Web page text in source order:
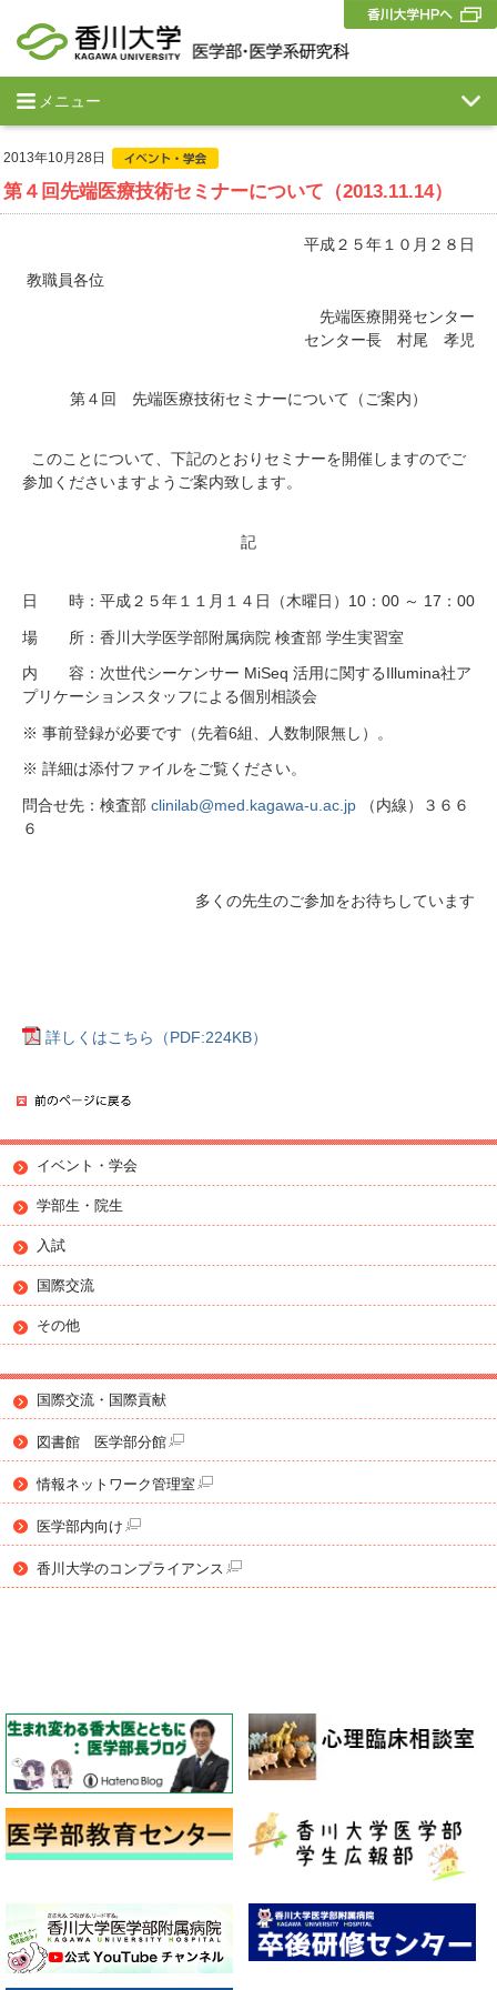
メニュー
2013年10月28日
第４回先端医療技術セミナーについて（2013.11.14）
平成２５年１０月２８日
教職員各位
先端医療開発センター
センター長 村尾 孝児
第４回 先端医療技術セミナーについて（ご案内）
このことについて、下記のとおりセミナーを開催しますのでご
参加くださいますようご案内致します。
記
日 時：平成２５年１１月１４日（木曜日）10：00 ～ 17：00
場 所：香川大学医学部附属病院 検査部 学生実習室
内 容：次世代シーケンサー MiSeq 活用に関するIllumina社ア
プリケーションスタッフによる個別相談会
※ 事前登録が必要です（先着6組、人数制限無し）。
※ 詳細は添付ファイルをご覧ください。
問合せ先：検査部 clinilab@med.kagawa-u.ac.jp （内線）３６６
６
多くの先生のご参加をお待ちしています
詳しくはこちら（PDF:224KB）
イベント・学会
学部生・院生
入試
国際交流
その他
国際交流・国際貢献
図書館 医学部分館
情報ネットワーク管理室
医学部内向け
香川大学のコンプライアンス